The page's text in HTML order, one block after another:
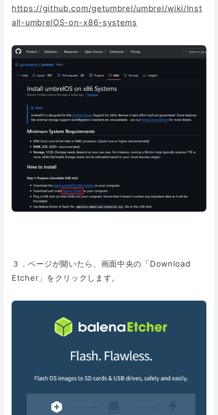
https://github.com/getumbrel/umbrel/wiki/Inst
all-umbrelOS-on-x86-systems
３．ページが開いたら、画面中央の「Download
Etcher」をクリックします。